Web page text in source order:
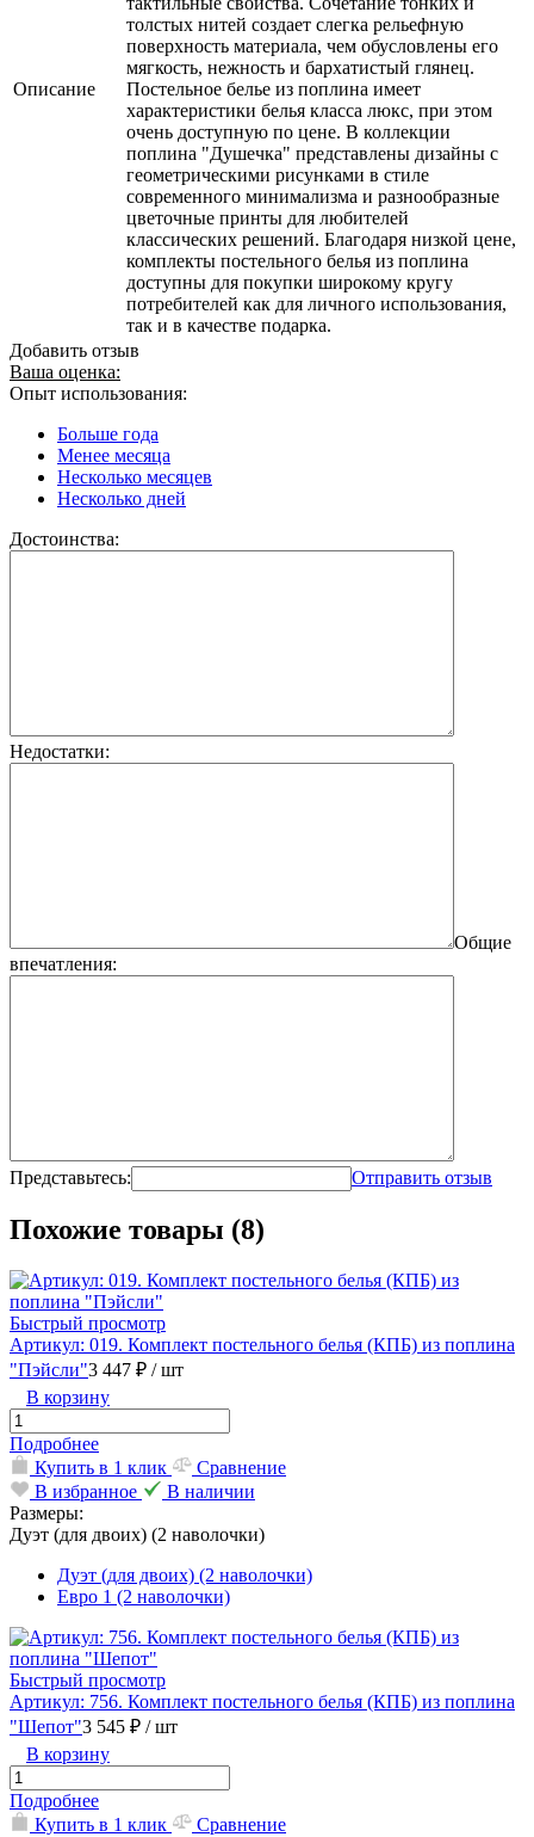
Описание
толстых нитей создает слегка рельефную
поверхность материала, чем обусловлены его
мягкость, нежность и бархатистый глянец.
Постельное белье из поплина имеет
характеристики белья класса люкс, при этом
очень доступную по цене. В коллекции
поплина "Душечка" представлены дизайны с
геометрическими рисунками в стиле
современного минимализма и разнообразные
цветочные принты для любителей
классических решений. Благодаря низкой цене,
комплекты постельного белья из поплина
доступны для покупки широкому кругу
потребителей как для личного использования,
так и в качестве подарка.
Добавить отзыв
Ваша оценка:
Опыт использования:
Больше года
Менее месяца
Несколько месяцев
Несколько дней
Достоинства:
Недостатки:
Общие
впечатления:
Представьтесь: Отправить отзыв
Похожие товары (8)
Быстрый просмотр
Артикул: 019. Комплект постельного белья (КПБ) из поплина
"Пэйсли"3 447 ₽ / шт
В корзину
Подробнее
Купить в 1 клик
Сравнение
В избранное
В наличии
Размеры:
Дуэт (для двоих) (2 наволочки)
Дуэт (для двоих) (2 наволочки)
Евро 1 (2 наволочки)
Быстрый просмотр
Артикул: 756. Комплект постельного белья (КПБ) из поплина
"Шепот"3 545 ₽ / шт
В корзину
Подробнее
Купить в 1 клик
Сравнение